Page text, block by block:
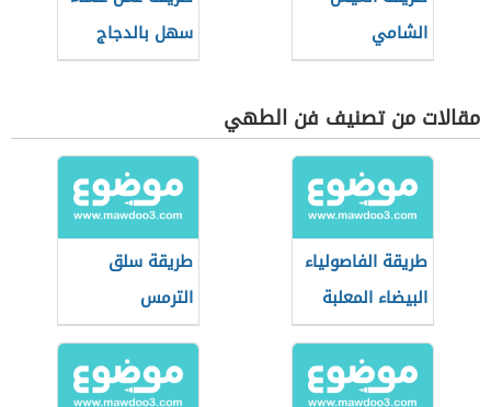
الشامي
سهل بالدجاج
مقالات من تصنيف فن الطهي
طريقة الفاصولياء
البيضاء المعلبة
طريقة سلق
الترمس